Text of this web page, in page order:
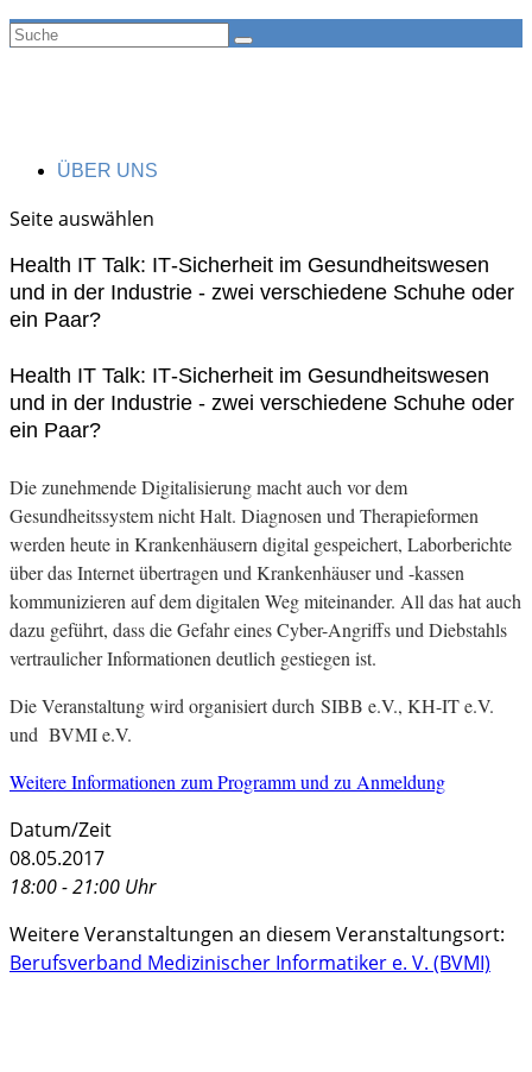
ÜBER UNS
Seite auswählen
Health IT Talk: IT‐Sicherheit im Gesundheitswesen
und in der Industrie ‐ zwei verschiedene Schuhe oder
ein Paar?
Health IT Talk: IT‐Sicherheit im Gesundheitswesen
und in der Industrie ‐ zwei verschiedene Schuhe oder
ein Paar?
Die zunehmende Digitalisierung macht auch vor dem
Gesundheitssystem nicht Halt. Diagnosen und Therapieformen
werden heute in Krankenhäusern digital gespeichert, Laborberichte
über das Internet übertragen und Krankenhäuser und -kassen
kommunizieren auf dem digitalen Weg miteinander. All das hat auch
dazu geführt, dass die Gefahr eines Cyber-Angriffs und Diebstahls
vertraulicher Informationen deutlich gestiegen ist.
Die Veranstaltung wird organisiert durch SIBB e.V., KH-IT e.V.
und BVMI e.V.
Weitere Informationen zum Programm und zu Anmeldung
Datum/Zeit
08.05.2017
18:00 - 21:00 Uhr
Weitere Veranstaltungen an diesem Veranstaltungsort:
Berufsverband Medizinischer Informatiker e. V. (BVMI)